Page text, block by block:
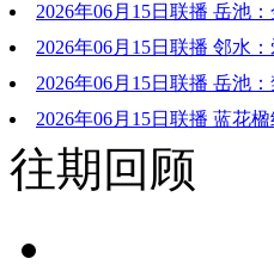
2026年06月15日联播 岳池
2026年06月15日联播 邻水
2026年06月15日联播 岳池
2026年06月15日联播 蓝花
往期回顾